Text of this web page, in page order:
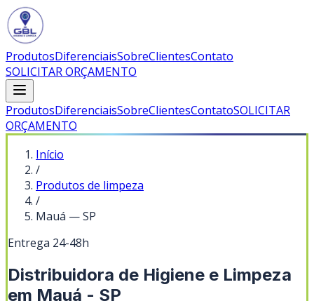
ProdutosDiferenciaisSobreClientesContato
SOLICITAR ORÇAMENTO
ProdutosDiferenciaisSobreClientesContatoSOLICITAR
ORÇAMENTO
Início
/
Produtos de limpeza
/
Mauá —SP
Entrega 24-48h
Distribuidora de Higiene e Limpeza
em Mauá - SP